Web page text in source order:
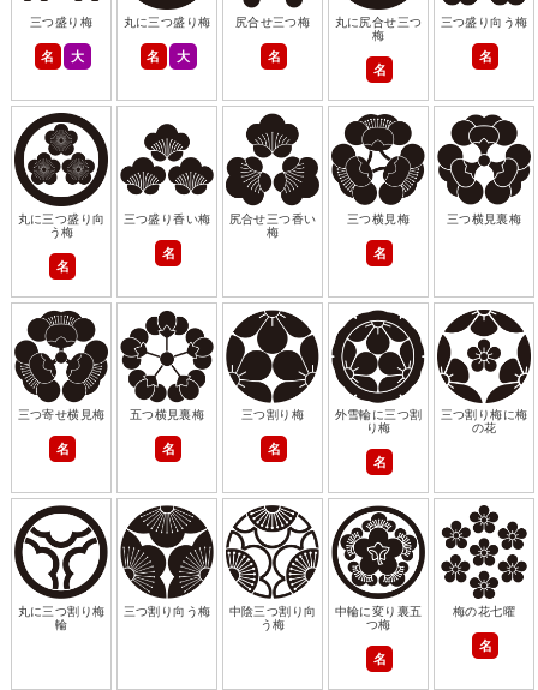
三つ盛り梅
名 大
丸に三つ盛り梅
名 大
尻合せ三つ梅
名
丸に尻合せ三つ
梅
名
三つ盛り向う梅
名
丸に三つ盛り向
う梅
名
三つ盛り香い梅
名
尻合せ三つ香い
梅
三つ横見梅
名
三つ横見裏梅
三つ寄せ横見梅
名
五つ横見裏梅
名
三つ割り梅
名
外雪輪に三つ割
り梅
名
三つ割り梅に梅
の花
丸に三つ割り梅
輪
三つ割り向う梅
中陰三つ割り向
う梅
中輪に変り裏五
つ梅
名
梅の花七曜
名